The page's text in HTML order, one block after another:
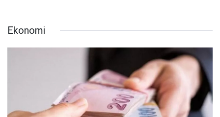
Ekonomi